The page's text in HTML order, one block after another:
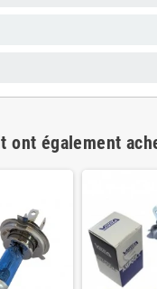
ont également